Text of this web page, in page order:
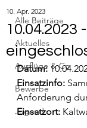
Alle Beiträge
Aktuelles
Ausflüge & Co
Bewerbe
Jugend
10.04.2023
10. Apr. 2023
Datum:
Einsatzinfo:
Anforderung
Einsatzort: